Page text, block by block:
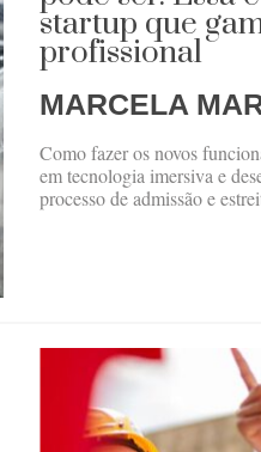
startup que
profissional
MARCELA
Como fazer os novos
em tecnologia imersiva e
processo de admissão e